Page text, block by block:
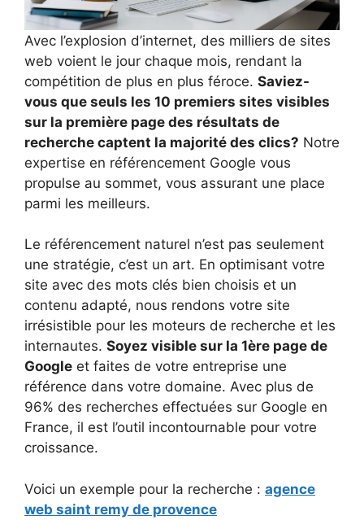
Avec l’explosion d’internet, des milliers de sites
web voient le jour chaque mois, rendant la
compétition de plus en plus féroce. Saviez-
vous que seuls les 10 premiers sites visibles
sur la première page des résultats de
recherche captent la majorité des clics? Notre
expertise en référencement Google vous
propulse au sommet, vous assurant une place
parmi les meilleurs.
Le référencement naturel n’est pas seulement
une stratégie, c’est un art. En optimisant votre
site avec des mots clés bien choisis et un
contenu adapté, nous rendons votre site
irrésistible pour les moteurs de recherche et les
internautes. Soyez visible sur la 1ère page de
Google et faites de votre entreprise une
référence dans votre domaine. Avec plus de
96% des recherches effectuées sur Google en
France, il est l’outil incontournable pour votre
croissance.
Voici un exemple pour la recherche : agence
web saint remy de provence